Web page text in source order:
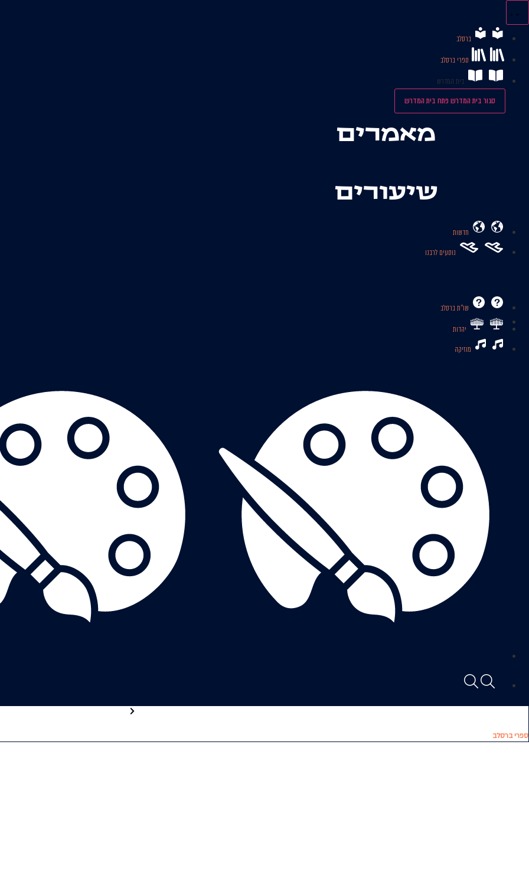
לתוכן
ברסלב
ספרי ברסלב
בית המדרש
סגור בית המדרשפתח בית המדרש
מאמרים
שיעורים
חדשות
נוסעים לרבנו
שו’’ת ברסלב
יהדות
מוזיקה
ספרי ברסלב